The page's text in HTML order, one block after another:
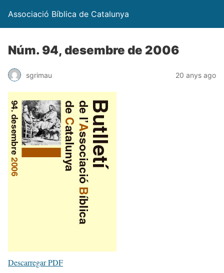
Associació Bíblica de Catalunya
Núm. 94, desembre de 2006
sgrimau 20 anys ago
Descarregar PDF